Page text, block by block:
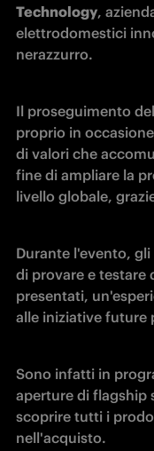
Technology,
elettrodomestici
nerazzurro.
Il proseguimento
proprio in
di valori che
fine di ampliare la
livello globale,
Durante l'evento,
di provare e testare
presentati,
alle iniziative future
Sono infatti in
aperture di flagship
scoprire tutti i
nell'acquisto.